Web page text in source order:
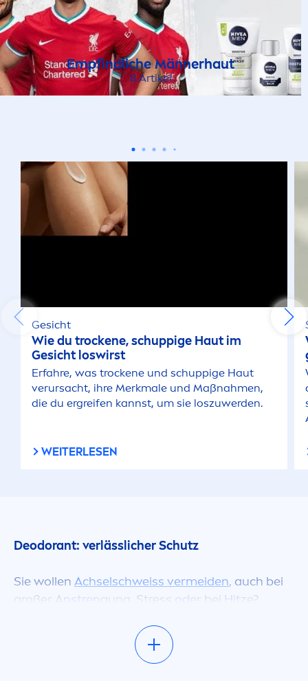
Empfindliche Männerhaut
8 Artikel
Gesicht
Wie du trockene, schuppige Haut im
Gesicht loswirst
Erfahre, was trockene und schuppige Haut
verursacht, ihre Merkmale und Maßnahmen,
die du ergreifen kannst, um sie loszuwerden.
WEITERLESEN
Deodorant: verlässlicher Schutz
Sie wollen Achselschweiss vermeiden, auch bei
großer Anstrengung, Stress oder bei Hitze?
unser Körper seine Temperatur reguliert.
Allerdings kann Schweiß auch zu